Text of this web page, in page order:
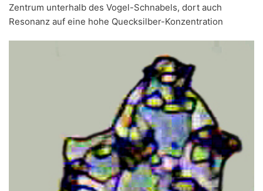
Zentrum unterhalb des Vogel-Schnabels, dort auch
Resonanz auf eine hohe Quecksilber-Konzentration